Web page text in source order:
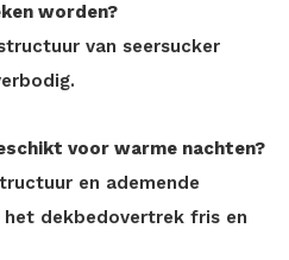
worden?
van seersucker
voor warme nachten?
en ademende
dekbedovertrek fris en